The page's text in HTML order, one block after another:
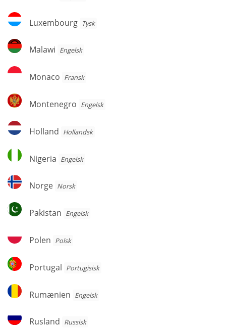
Luxembourg
Luxembourg Tysk
Malawi
Malawi Engelsk
Monaco
Monaco Fransk
Montenegro
Montenegro Engelsk
Holland
Holland Hollandsk
Nigeria
Nigeria Engelsk
Norge
Norge Norsk
Pakistan
Pakistan Engelsk
Polen
Polen Polsk
Portugal
Portugal Portugisisk
Rumænien
Rumænien Engelsk
Rusland
Rusland Russisk